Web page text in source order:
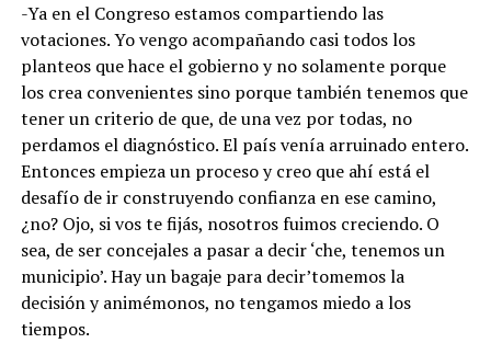
-Ya en el Congreso estamos compartiendo las
votaciones. Yo vengo acompañando casi todos los
planteos que hace el gobierno y no solamente porque
los crea convenientes sino porque también tenemos que
tener un criterio de que, de una vez por todas, no
perdamos el diagnóstico. El país venía arruinado entero.
Entonces empieza un proceso y creo que ahí está el
desafío de ir construyendo confianza en ese camino,
¿no? Ojo, si vos te fijás, nosotros fuimos creciendo. O
sea, de ser concejales a pasar a decir ‘che, tenemos un
municipio’. Hay un bagaje para decir’tomemos la
decisión y animémonos, no tengamos miedo a los
tiempos.